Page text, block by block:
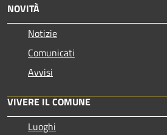
NOVITÀ
Notizie
Comunicati
Avvisi
VIVERE IL COMUNE
Luoghi